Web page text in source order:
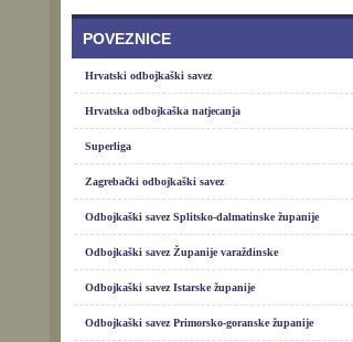
POVEZNICE
Hrvatski odbojkaški savez
Hrvatska odbojkaška natjecanja
Superliga
Zagrebački odbojkaški savez
Odbojkaški savez Splitsko-dalmatinske županije
Odbojkaški savez Županije varaždinske
Odbojkaški savez Istarske županije
Odbojkaški savez Primorsko-goranske županije